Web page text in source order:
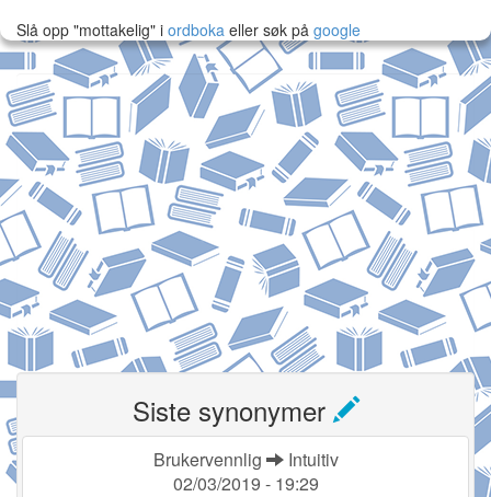
Slå opp "mottakelig" i ordboka eller søk på google
Siste synonymer
Brukervennlig
Intuitiv
02/03/2019 - 19:29